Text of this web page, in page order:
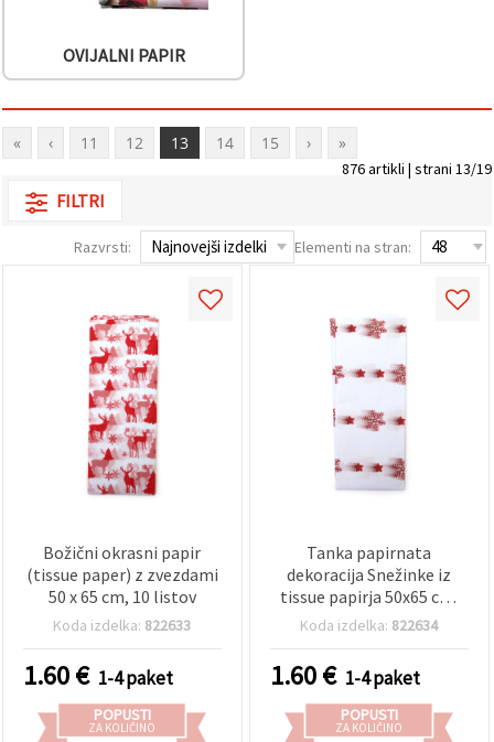
OVIJALNI PAPIR
« ‹ 11 12 13 14 15 › »
876 artikli | strani 13/19
FILTRI
Razvrsti: Elementi na stran:
Božični okrasni papir
(tissue paper) z zvezdami
50 x 65 cm, 10 listov
Koda izdelka: 822633
1.60€ 1-4 paket
POPUSTI
ZA KOLIČINO
Tanka papirnata
dekoracija Snežinke iz
tissue papirja 50x65 cm,
10 listov
Koda izdelka: 822634
1.60€ 1-4 paket
POPUSTI
ZA KOLIČINO